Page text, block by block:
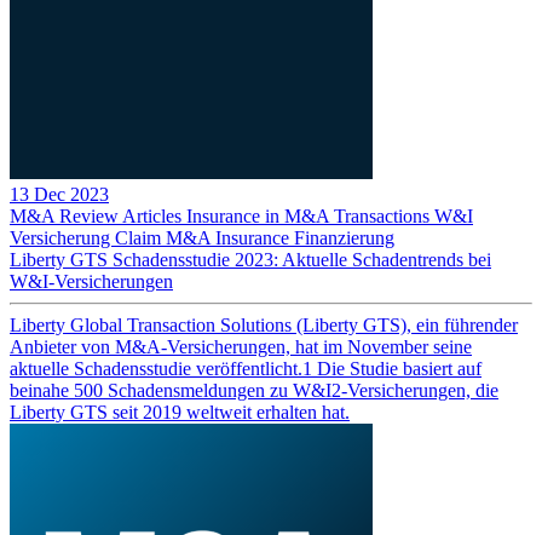
13 Dec 2023
M&A Review Articles Insurance in M&A Transactions W&I
Versicherung Claim M&A Insurance Finanzierung
Liberty GTS Schadensstudie 2023: Aktuelle Schadentrends bei
W&I-Versicherungen
Liberty Global Transaction Solutions (Liberty GTS), ein führender
Anbieter von M&A-Versicherungen, hat im November seine
aktuelle Schadensstudie veröffentlicht.1 Die Studie basiert auf
beinahe 500 Schadensmeldungen zu W&I2-Versicherungen, die
Liberty GTS seit 2019 weltweit erhalten hat.